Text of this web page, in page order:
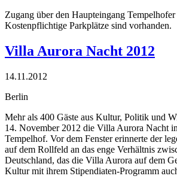
Zugang über den Haupteingang
Kostenpflichtige Parkplätze sind vorhanden.
Villa Aurora Nacht 2012
14.11.2012
Berlin
Mehr als 400 Gäste aus Kultur, Politik und
14. November 2012 die Villa Aurora Nacht
Tempelhof. Vor dem Fenster erinnerte der
auf dem Rollfeld an das enge Verhältnis
Deutschland, das die Villa Aurora auf dem
Kultur mit ihrem Stipendiaten-Programm